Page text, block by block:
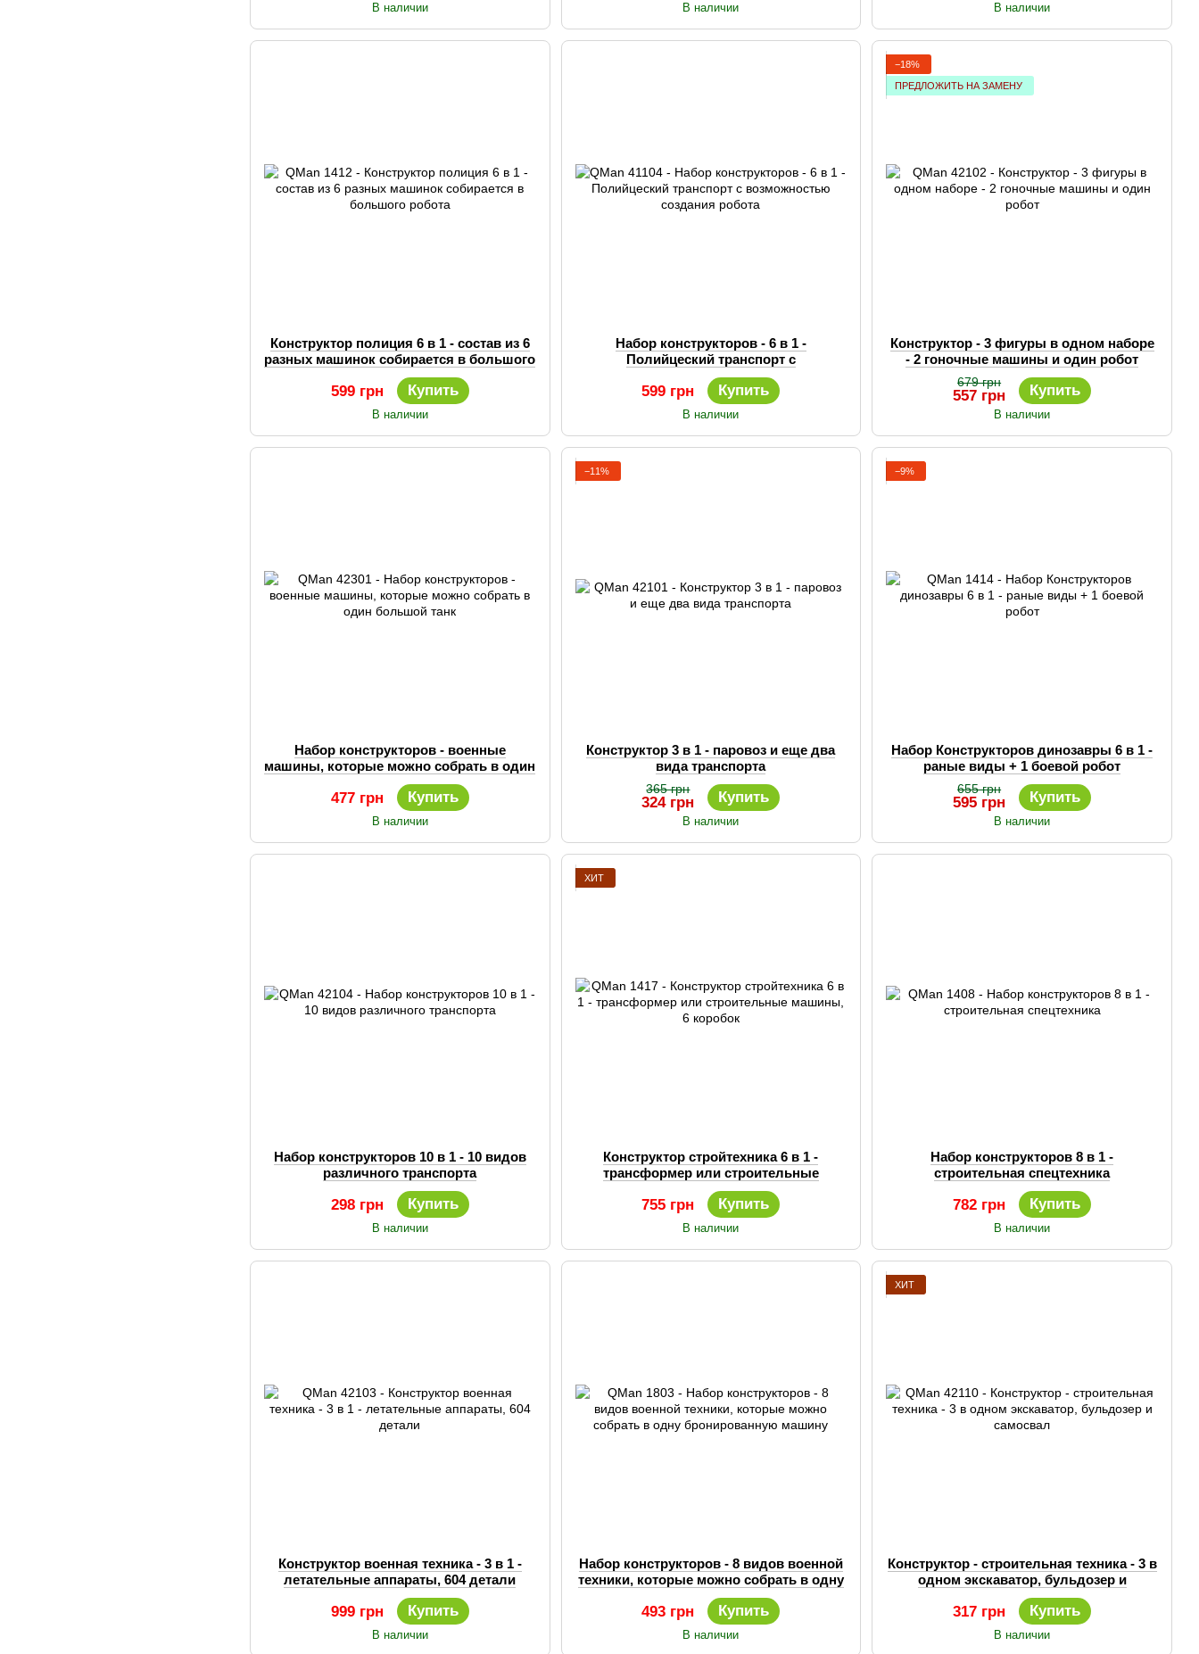
В наличии В наличии В наличии
Конструктор полиция 6 в 1 - состав из 6
разных машинок собирается в большого
робота
599 грн Купить
В наличии
Набор конструкторов - 6 в 1 -
Полийцеский транспорт с
возможностью создания робота
599 грн Купить
В наличии
−18%
ПРЕДЛОЖИТЬ НА ЗАМЕНУ
Конструктор - 3 фигуры в одном наборе
- 2 гоночные машины и один робот
679 грн
557 грн Купить
В наличии
Набор конструкторов - военные
машины, которые можно собрать в один
большой танк
477 грн Купить
В наличии
−11%
Конструктор 3 в 1 - паровоз и еще два
вида транспорта
365 грн
324 грн Купить
В наличии
−9%
Набор Конструкторов динозавры 6 в 1 -
раные виды + 1 боевой робот
655 грн
595 грн Купить
В наличии
Набор конструкторов 10 в 1 - 10 видов
различного транспорта
298 грн Купить
В наличии
ХИТ
Конструктор стройтехника 6 в 1 -
трансформер или строительные
машины, 6 коробок
755 грн Купить
В наличии
Набор конструкторов 8 в 1 -
строительная спецтехника
782 грн Купить
В наличии
Конструктор военная техника - 3 в 1 -
летательные аппараты, 604 детали
999 грн Купить
В наличии
Набор конструкторов - 8 видов военной
техники, которые можно собрать в одну
бронированную машину
493 грн Купить
В наличии
ХИТ
Конструктор - строительная техника - 3 в
одном экскаватор, бульдозер и
самосвал
317 грн Купить
В наличии